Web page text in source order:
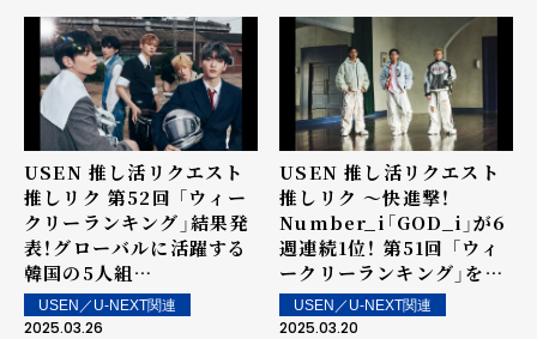
USEN 推し活リクエスト
推しリク 第52回 「ウィー
クリーランキング」結果発
表！グローバルに活躍する
韓国の5人組
TOMORROW X
TOGETHER「Over The
USEN／U-NEXT関連
2025.03.26
USEN 推し活リクエスト
推しリク ～快進撃！
Number_i「GOD_i」が6
週連続1位！ 第51回 「ウィ
ークリーランキング」を発
表～ 上位ランクイン楽曲
は街中・店内で配信！
USEN／U-NEXT関連
2025.03.20